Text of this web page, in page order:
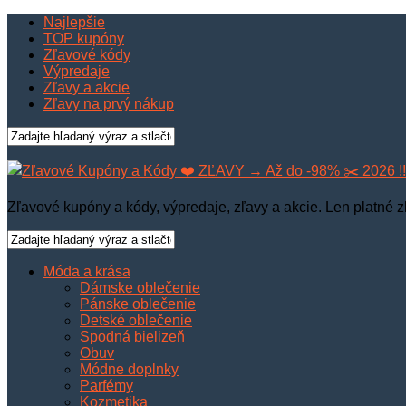
Najlepšie
TOP kupóny
Zľavové kódy
Výpredaje
Zľavy a akcie
Zľavy na prvý nákup
Zľavové kupóny a kódy, výpredaje, zľavy a akcie. Len platné
Móda a krása
Dámske oblečenie
Pánske oblečenie
Detské oblečenie
Spodná bielizeň
Obuv
Módne doplnky
Parfémy
Kozmetika